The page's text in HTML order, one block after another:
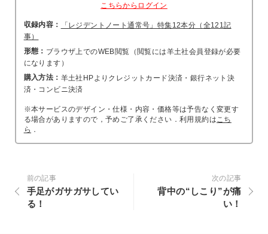
こちらからログイン
収録内容：
「レジデントノート通常号」特集12本分（全121記
事）
形態： ブラウザ上でのWEB閲覧（閲覧には羊土社会員登録が必要
になります）
購入方法： 羊土社HPよりクレジットカード決済・銀行ネット決
済・コンビニ決済
※本サービスのデザイン・仕様・内容・価格等は予告なく変更す
る場合がありますので，予めご了承ください．利用規約は こち
ら ．
前の記事
手足がガサガサしてい
る！
次の記事
背中の“しこり”が痛
い！